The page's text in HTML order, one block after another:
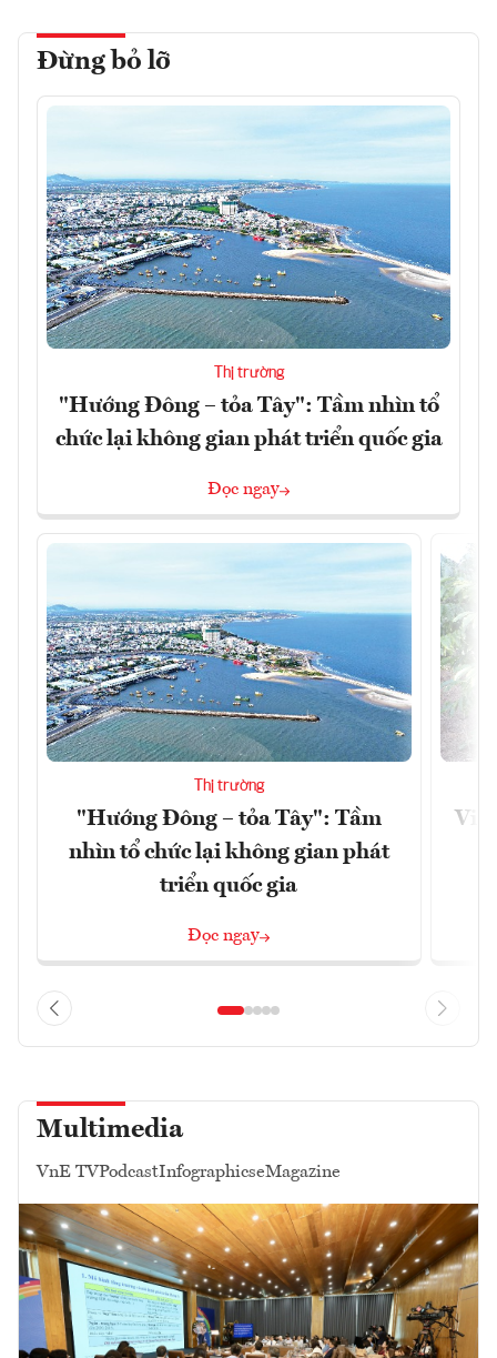
Đừng bỏ lỡ
Thị trường
"Hướng Đông – tỏa Tây": Tầm nhìn tổ
chức lại không gian phát triển quốc gia
Đọc ngay
Thị trường
"Hướng Đông – tỏa Tây": Tầm
nhìn tổ chức lại không gian phát
triển quốc gia
Đọc ngay
Multimedia
VnE TVPodcastInfographicseMagazine